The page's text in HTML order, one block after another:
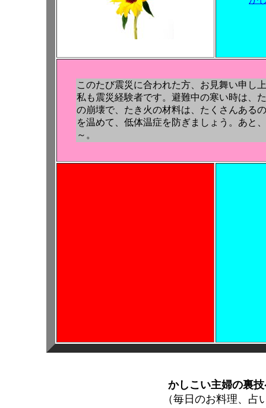
このたび震災に合われた方、お見舞い申し
私も震災経験者です。避難中の寒い時は、
の崩壊で、たき火の材料は、たくさんある
を温めて、低体温症を防ぎましょう。あと
～。
かしこい主婦の裏
（毎日のお料理、